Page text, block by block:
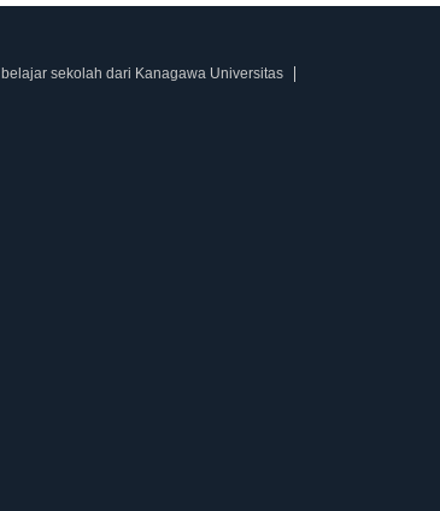
sekolah dari Kanagawa Universitas